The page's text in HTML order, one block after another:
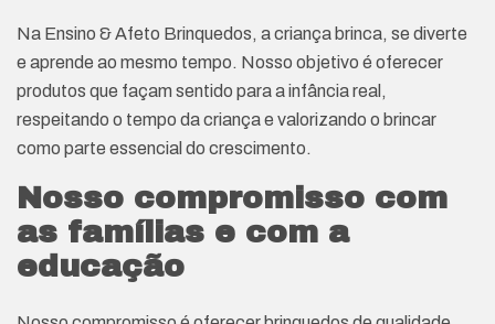
Na Ensino & Afeto Brinquedos, a criança brinca, se diverte
e aprende ao mesmo tempo. Nosso objetivo é oferecer
produtos que façam sentido para a infância real,
respeitando o tempo da criança e valorizando o brincar
como parte essencial do crescimento.
Nosso compromisso com
as famílias e com a
educação